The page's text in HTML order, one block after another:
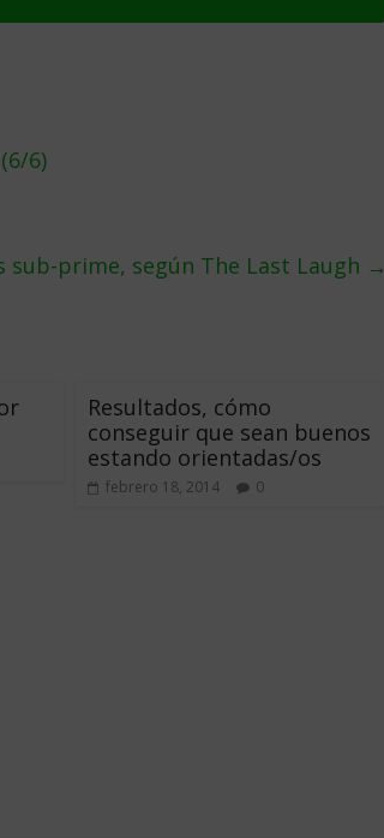
6)
sub-prime, según The Last Laugh →
Resultados, cómo
conseguir que sean buenos
estando orientadas/os
febrero 18, 2014 0